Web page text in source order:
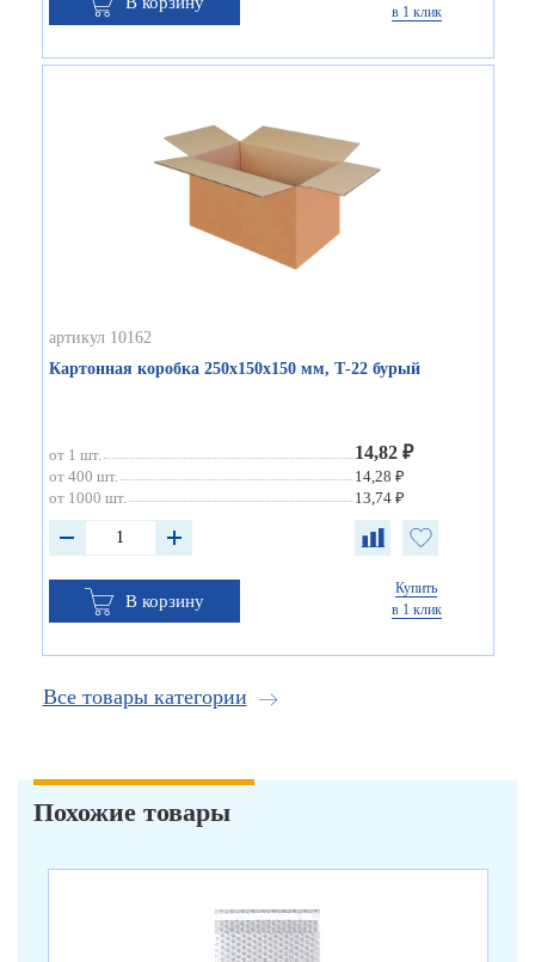
в 1 клик
артикул 10162
Картонная коробка 250х150х150 мм, Т-22 бурый
от 1 шт. 14,82 ₽
от 400 шт.
14,28 ₽
от 1000 шт.
13,74 ₽
В корзину
Купить
в 1 клик
Все товары категории
Похожие товары